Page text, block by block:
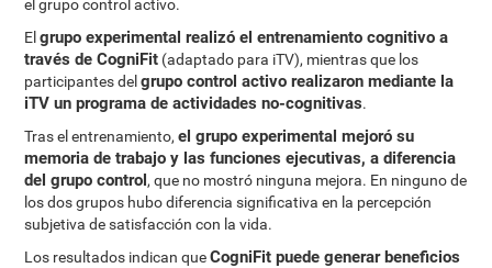
el grupo control activo.
Elgrupo experimental realizó el entrenamiento cognitivo a
través de CogniFit (adaptado para iTV), mientras que los
participantes delgrupo control activo realizaron mediante la
iTV un programa de actividades no-cognitivas.
Tras el entrenamiento,el grupo experimental mejoró su
memoria de trabajo y las funciones ejecutivas, a diferencia
del grupo control, que no mostró ninguna mejora. En ninguno de
los dos grupos hubo diferencia significativa en la percepción
subjetiva de satisfacción con la vida.
Los resultados indican queCogniFit puede generar beneficios